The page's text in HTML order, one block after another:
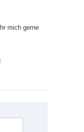
mich gerne
!